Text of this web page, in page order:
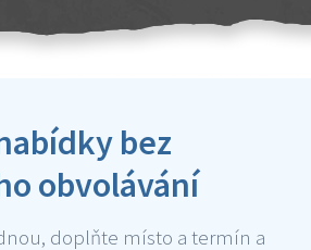
bez
obvolávání
doplňte místo a termín a